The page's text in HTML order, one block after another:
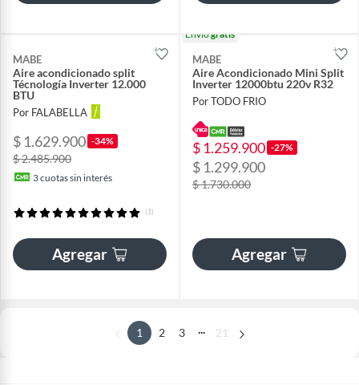
MABE
Aire acondicionado split
Técnología Inverter 12.000
BTU
Por FALABELLA
$ 1.629.900 -34%
$ 2.485.900
3cuotas sin interés
(1)
Agregar
Envíogratis
MABE
Aire Acondicionado Mini Split
Inverter 12000btu 220v R32
Por TODO FRIO
$ 1.259.900 -27%
$ 1.299.900
$ 1.730.000
Agregar
1 2 3 ... 21